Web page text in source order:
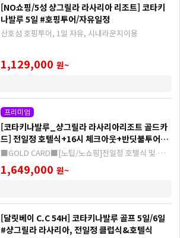
[NO쇼핑/5성 샹그릴라 라사리아 리조트] 코타키
나발루 5일 #호핑투어/자유일정
산호섬 호핑투어, 1일 자유, 시내라운지이용
1,129,000 원~
프리미엄
[코타키나발루_샹그릴라 라사리아리조트 골드카
드] 전일정 호텔식+16시 체크아웃+반딧불투어포
함 5일/6일
■GOLD CARD■[노팁/노쇼핑]전일정 호텔식 및 부대
시설 무료이용(일부) 그리고 반딧불투어까지!
1,649,000 원~
[달릿베이 C.C 54H] 코타키나발루 골프 5일/6일
#샹그릴라 라사리아, 전일정 클럽식&호텔식